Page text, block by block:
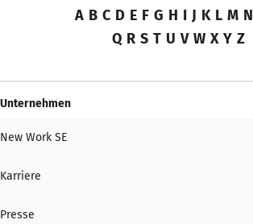
A B C D E F G H I J K L M N
Q R S T U V W X Y Z
Unternehmen
New Work SE
Karriere
Presse